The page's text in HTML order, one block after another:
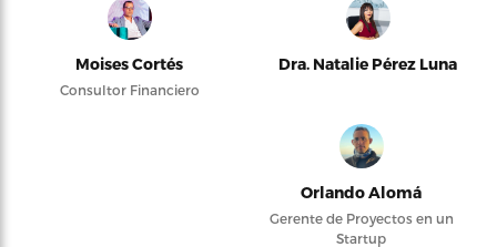
Moises Cortés
Consultor Financiero
Dra. Natalie Pérez Luna
Orlando Alomá
Gerente de Proyectos en un
Startup